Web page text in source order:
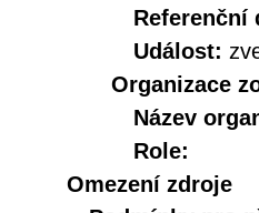
Referenční
Událost:
Organizace
Název
Role:
Omezení zdroje